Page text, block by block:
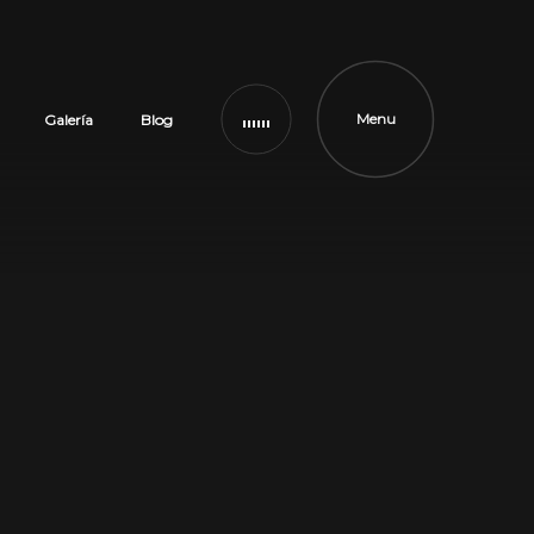
Galería Blog Menu